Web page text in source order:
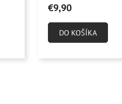
z
5
hviezdičiek.
€9,90
DO KOŠÍKA